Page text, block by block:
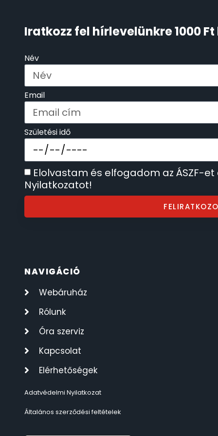
Iratkozz fel hírlevelünkre 1000
Név
Email
Születési idő
Elolvastam és elfogadom az ÁSZF-
Nyilatkozatot!
NAVIGÁCIÓ
Webáruház
Rólunk
Óra szerviz
Kapcsolat
Elérhetőségek
Adatvédelmi Nyilatkozat
Általános szerződési feltételek
LOTUS STYLE
MÁRKÁS KARÓRA SZÍJAK 12
MASERATI
MORGAN
OKOSÓRA SZÍJAK
55
ÓRAFORGATÓK
ÓRÁS GÉPEK
ÓRATARTÓ DOBOZOK
ORIENT
POLICE
PULSAR